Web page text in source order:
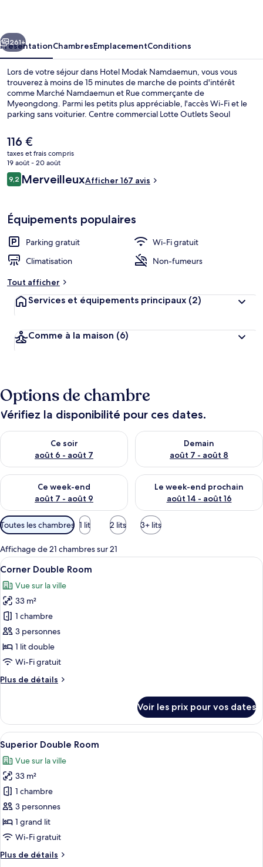
Suivant
261+
PrésentationChambresEmplacementConditions
Lors de votre séjour dans Hotel Modak Namdaemun, vous vous
trouverez à moins de 15 minutes de marche de points d'intérêt
comme Marché Namdaemun et Rue commerçante de
Myeongdong. Parmi les petits plus appréciable, l'accès Wi-Fi et le
parking sans voiturier. Centre commercial Lotte Outlets Seoul
15 minutes à pied. L'hébergement se situe à une très courte
distance à pied des transports publics : Station Seoul National
University se trouve à 6 min et Station Chungjeongno, à 10 min.
Le
prix
actuel
est
de
116 €
taxes et frais compris
19 août - 20 août
Avis
voyageurs
9,29,2 sur 10
MerveilleuxAfficher 167 avis
Équipements populaires
Parking gratuit
Wi-Fi gratuit
Climatisation
Non-fumeurs
Tout afficher
Services et équipements principaux (2)
Comme à la maison (6)
Options de chambre
Vérifiez la disponibilité pour ces dates.
Ce soir
août 6 - août 7
Vérifier la disponibilité pour ce soir août 6 - août 7
Demain
août 7 - août 8
Vérifier la disponibilité pour
Ce week-end
août 7 - août 9
Vérifier la disponibilité pour ce week-end août 7 - août 9
Le week-end prochain
août 14 - août 16
Vérifier la disponibilité pour
Filtres
disponibles
pour
les
chambres
Toutes les chambres 1 lit 2 lits 3+ lits
Affichage de 21 chambres sur 21
Afficher
toutes
les
photos
pour
ce
type
de
chambre :
Corner
Une chambre d’hôtel moderne
9
Corner Double Room
Vue sur la ville
33 m²
1 chambre
3 personnes
1 lit double
Wi-Fi gratuit
Plus de détails
Plus
le
type
de
chambre
Corner
Double
Room
Voir les prix pour vos dates
Afficher
toutes
les
photos
pour
ce
type
de
chambre :
Superior
Une chambre d’hôtel moderne
7
Superior Double Room
Vue sur la ville
33 m²
1 chambre
3 personnes
1 grand lit
Wi-Fi gratuit
Plus de détails
Plus